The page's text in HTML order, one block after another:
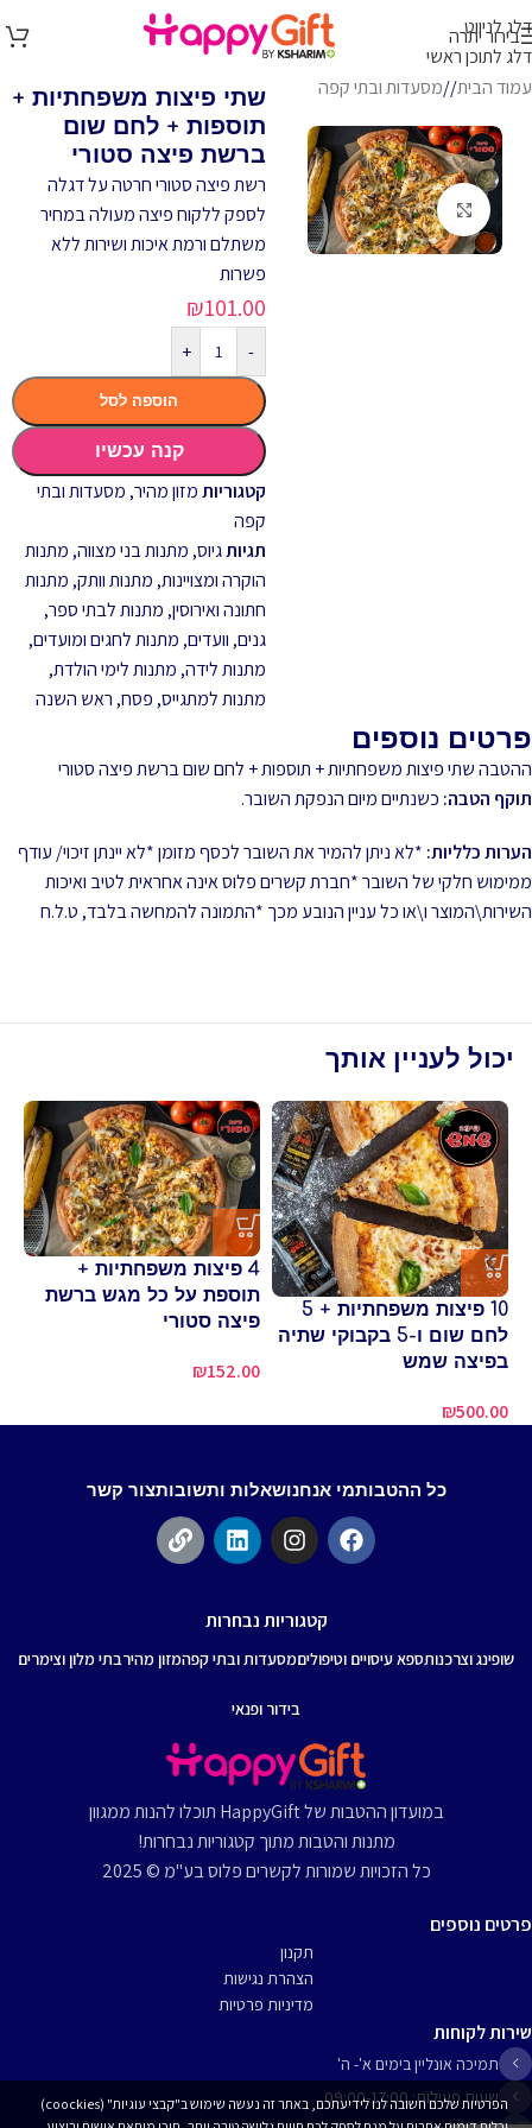
דלג לניווט
דלג לתוכן ראשי
בירור יתרה
עמוד הבית/ מסעדות ובתי קפה
לחץ להגדלה
שתי פיצות משפחתיות +
תוספות + לחם שום
ברשת פיצה סטורי
רשת פיצה סטורי חרטה על דגלה
לספק ללקוח פיצה מעולה במחיר
משתלם ורמת איכות ושירות ללא
פשרות
₪101.00
-
+
הוספה לסל
קנה עכשיו
קטגוריותמזון מהיר, מסעדות ובתי
קפה
תגיותגיוס, מתנות בני מצווה, מתנות
הוקרה ומצויינות, מתנות וותק, מתנות
חתונה ואירוסין, מתנות לבתי ספר,
גנים, וועדים, מתנות לחגים ומועדים,
מתנות לידה, מתנות לימי הולדת,
מתנות למתגייס, פסח, ראש השנה
פרטים נוספים
ההטבה שתי פיצות משפחתיות + תוספות + לחם שום ברשת פיצה סטורי
תוקף הטבה: כשנתיים מיום הנפקת השובר.
הערות כלליות: *לא ניתן להמיר את השובר לכסף מזומן *לא יינתן זיכוי/ עודף
ממימוש חלקי של השובר *חברת קשרים פלוס אינה אחראית לטיב ואיכות
השירות\המוצר ו\או כל עניין הנובע מכך *התמונה להמחשה בלבד, ט.ל.ח
יכול לעניין אותך
10 פיצות משפחתיות + 5
לחם שום ו-5 בקבוקי שתיה
בפיצה שמש
₪500.00
4 פיצות משפחתיות +
תוספת על כל מגש ברשת
פיצה סטורי
₪152.00
כל ההטבותמי אנחנושאלות ותשובותצור קשר
קטגוריות נבחרות
שופינג וצרכנותספא עיסויים וטיפוליםמסעדות ובתי קפהמזון מהירבתי מלון וצימרים
בידור ופנאי
במועדון ההטבות של HappyGift תוכלו להנות ממגוון
מתנות והטבות מתוך קטגוריות נבחרות!
כל הזכויות שמורות לקשרים פלוס בע"מ © 2025
פרטים נוספים
תקנון
הצהרת נגישות
מדיניות פרטיות
שירות לקוחות
תמיכה אונליין בימים א'- ה'
שעות פעילות: 09:00-17:00
הפרטיות שלכם חשובה לנו לידיעתכם, באתר זה נעשה שימוש ב"קבצי עוגיות" (coockies)